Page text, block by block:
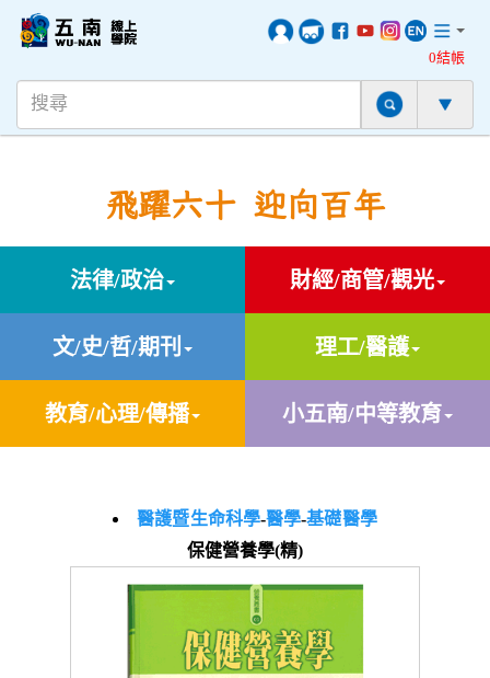
0結帳
飛躍六十 迎向百年
法律/政治 財經/商管/觀光
文/史/哲/期刊 理工/醫護
教育/心理/傳播 小五南/中等教育
醫護暨生命科學-醫學-基礎醫學
保健營養學(精)